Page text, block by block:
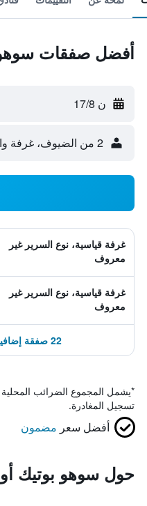
أفضل صفقات سوهو
ن 17/8
2 من الضيوف، غرفة واحدة
غرفة قياسية، نوع السرير غير
معروف
غرفة قياسية، نوع السرير غير
معروف
22 صفقة إضافية ابتداءً من 430 ﷼
*يشمل المجموع الضرائب
تسجيل المغادرة.
أفضل سعر مضمون
حول سوهو بوتيك